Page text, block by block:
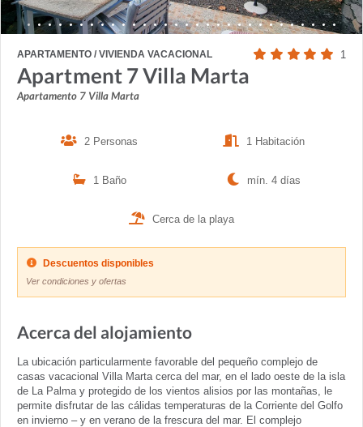
APARTAMENTO / VIVIENDA VACACIONAL 1
Apartment 7 Villa Marta
Apartamento 7 Villa Marta
2 Personas 1 Habitación
1 Baño mín. 4 días
Cerca de la playa
Descuentos disponibles
Ver condiciones y ofertas
Acerca del alojamiento
La ubicación particularmente favorable del pequeño complejo de
casas vacacional Villa Marta cerca del mar, en el lado oeste de la isla
de La Palma y protegido de los vientos alisios por las montañas, le
permite disfrutar de las cálidas temperaturas de la Corriente del Golfo
en invierno – y en verano de la frescura del mar. El complejo